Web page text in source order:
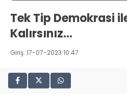
Tek Tip Demokrasi
Kalırsınız…
Giriş: 17-07-2023 10:47